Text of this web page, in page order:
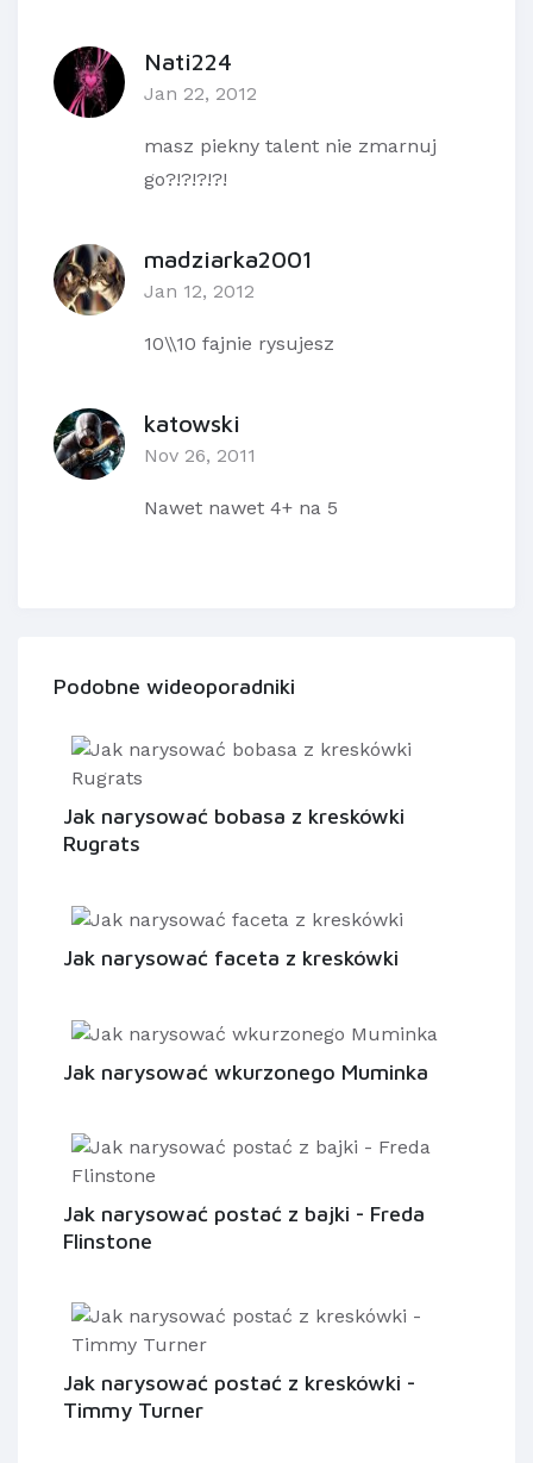
Nati224
Jan 22, 2012
masz piekny talent nie zmarnuj
go?!?!?!?!
madziarka2001
Jan 12, 2012
10\\10 fajnie rysujesz
katowski
Nov 26, 2011
Nawet nawet 4+ na 5
Podobne wideoporadniki
Jak narysować bobasa z kreskówki
Rugrats
Jak narysować faceta z kreskówki
Jak narysować wkurzonego Muminka
Jak narysować postać z bajki - Freda
Flinstone
Jak narysować postać z kreskówki -
Timmy Turner